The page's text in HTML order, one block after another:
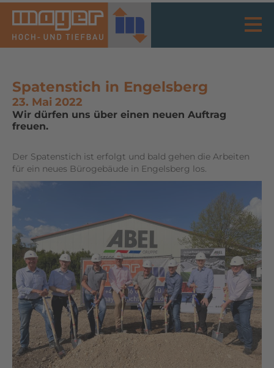
Spatenstich in Engelsberg
23. Mai 2022
Wir dürfen uns über einen neuen Auftrag
freuen.
Der Spatenstich ist erfolgt und bald gehen die Arbeiten
für ein neues Bürogebäude in Engelsberg los.